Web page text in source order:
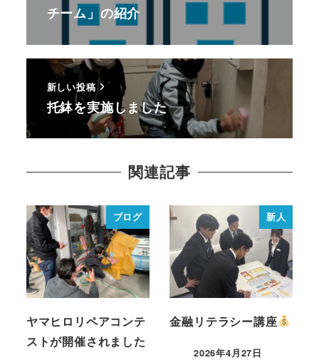
チーム」の紹介
新しい投稿
托鉢を実施しました
関連記事
ブログ
ヤマヒロリペアコンテ
ストが開催されました
新人
金融リテラシー講座
2026年4月27日